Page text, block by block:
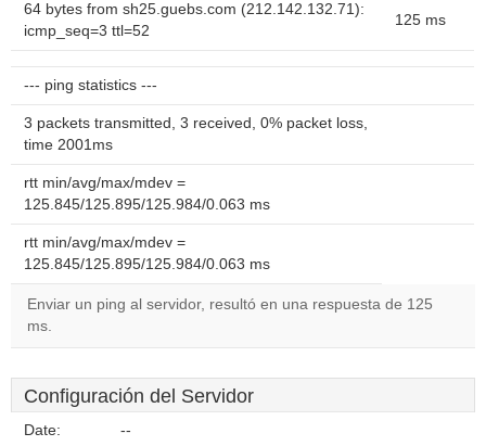
64 bytes from sh25.guebs.com (212.142.132.71):
icmp_seq=3 ttl=52
125 ms
--- ping statistics ---
3 packets transmitted, 3 received, 0% packet loss,
time 2001ms
rtt min/avg/max/mdev =
125.845/125.895/125.984/0.063 ms
rtt min/avg/max/mdev =
125.845/125.895/125.984/0.063 ms
Enviar un ping al servidor, resultó en una respuesta de 125
ms.
Configuración del Servidor
Date: --